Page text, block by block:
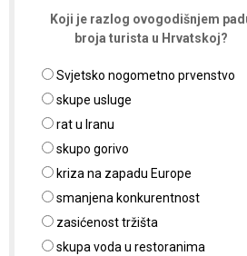
Koji je razlog ovogodišnjem
broja turista u Hrvatskoj?
Svjetsko nogometno prvenstvo
skupe usluge
rat u Iranu
skupo gorivo
kriza na zapadu Europe
smanjena konkurentnost
zasićenost tržišta
skupa voda u restoranima